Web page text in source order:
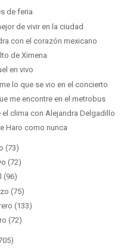
de feria
de vivir en la ciudad
con el corazón mexicano
de Ximena
en vivo
lo que se vio en el concierto
me encontre en el metrobus
el clima con Alejandra Delgadillo
Haro como nunca
(73)
(72)
(96)
(75)
(133)
(72)